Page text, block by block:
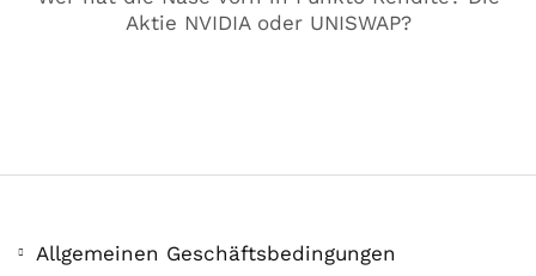
Aktie NVIDIA oder UNISWAP?
Allgemeinen Geschäftsbedingungen